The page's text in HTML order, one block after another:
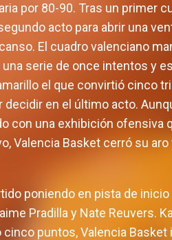
por 80-90. Tras un primer
acto para abrir una
El cuadro valenciano
serie de once intentos y
el que convirtió cinco
en el último acto.
con una exhibición ofensiva
Valencia Basket cerró su
poniendo en pista de
Pradilla y Nate Reuvers.
puntos, Valencia